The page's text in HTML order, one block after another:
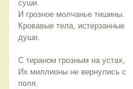
суши.
И грозное молчанье тишины.
Кровавые тела, истерзанные
души.
С тираном грозным на устах,
Их миллионы не вернулись с
поля.